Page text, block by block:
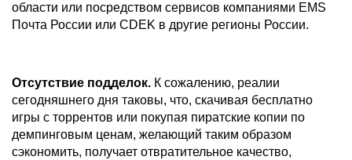
области или посредством сервисов компаниями EMS
Почта России или CDEK в другие регионы России.
Отсутствие подделок. К сожалению, реалии
сегодняшнего дня таковы, что, скачивая бесплатно
игры с торрентов или покупая пиратские копии по
демпинговым ценам, желающий таким образом
сэкономить, получает отвратительное качество,